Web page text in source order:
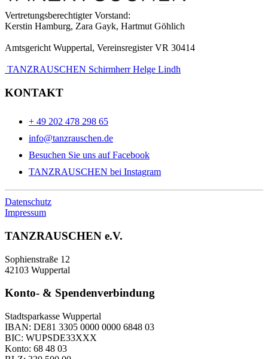
Vertretungsberechtigter Vorstand:
Kerstin Hamburg, Zara Gayk, Hartmut Göhlich
Amtsgericht Wuppertal, Vereinsregister VR 30414
TANZRAUSCHEN Schirmherr Helge Lindh
KONTAKT
+ 49 202 478 298 65
info@tanzrauschen.de
Besuchen Sie uns auf Facebook
TANZRAUSCHEN bei Instagram
Datenschutz
Impressum
TANZRAUSCHEN e.V.
Sophienstraße 12
42103 Wuppertal
Konto- & Spendenverbindung
Stadtsparkasse Wuppertal
IBAN: DE81 3305 0000 0000 6848 03
BIC: WUPSDE33XXX
Konto: 68 48 03